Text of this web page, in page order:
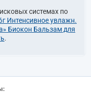
системах по
Интенсивное увлажн.
Биокон Бальзам для
.